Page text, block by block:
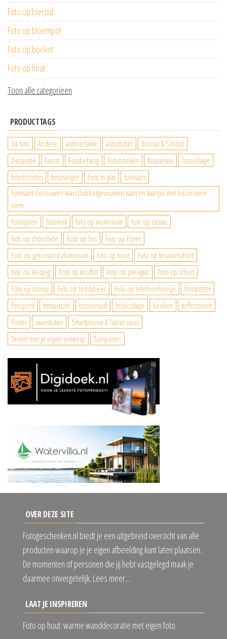
Foto op bierpul
Foto op bloempot
Foto op boeket
Foto op hout
Toon alle categorieen
PRODUCTTAGS
3d foto Andere autoreclame autosticker
Bureau & School
Decoratie
Favors Fotobehang Fotoboeken fotocanvas
fotocollage
fotodoodles
fotohanger Foto in glas
fotokaart
Fotokaart Gevouwen kaart Dubbelgevouwen kaart en kaartjes met bijzondere
vorm
Fotolijsten
fotomok foto op aluminium
foto op canvas
foto op chocolade
Foto op fles
Foto op Forex
Foto op geborsteld aluminium
foto op hout
Foto op keukenschort
foto op kleding
Foto op knuffel Foto op plexiglas
Foto op schort
Foto op snoep
Foto op teddybeer Foto op telefoonhoesje
fotoposter
Fotoprint
fotopuzzel fotosieraad Instacollage Keuken
koffersticker
Poster
raamsticker
Smartphone & Tablet cases
Textiel met je eigen ontwerp
Tuinposter
OVER DEZE SITE
Fotogeschenken.nl biedt je een uitgebreid overzicht van alle
producten waarop je je eigen afbeelding kunt laten plaatsen.
De momenten of personen die jij hebt vastgelegd maak je
daarmee onvergetelijk. Lees meer…
LAAT JE INSPIREREN
Foto op hout: warme wanddecoratie met eigen foto